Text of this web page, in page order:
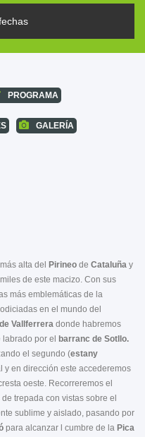
PROGRAMA
GALERÍA
alta del Pirineo de Cataluña y
de este macizo. Con sus
más emblemáticas de la
en el mundo del
Vallferrera donde habremos
por el
barranc de Sotllo.
el segundo (estany
y en dirección este accederemos
oeste. Recorreremos el
trepada con vistas sobre el
sublime y aislado, pasando por
para alcanzar l cumbre de la Pica